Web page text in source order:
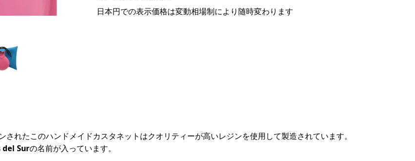
日本円での表示価格は変動相場制により随時変わります
されたこのハンドメイドカスタネットはクオリティーが高いレジンを使用して製造されています。
Surの名前が入っています。